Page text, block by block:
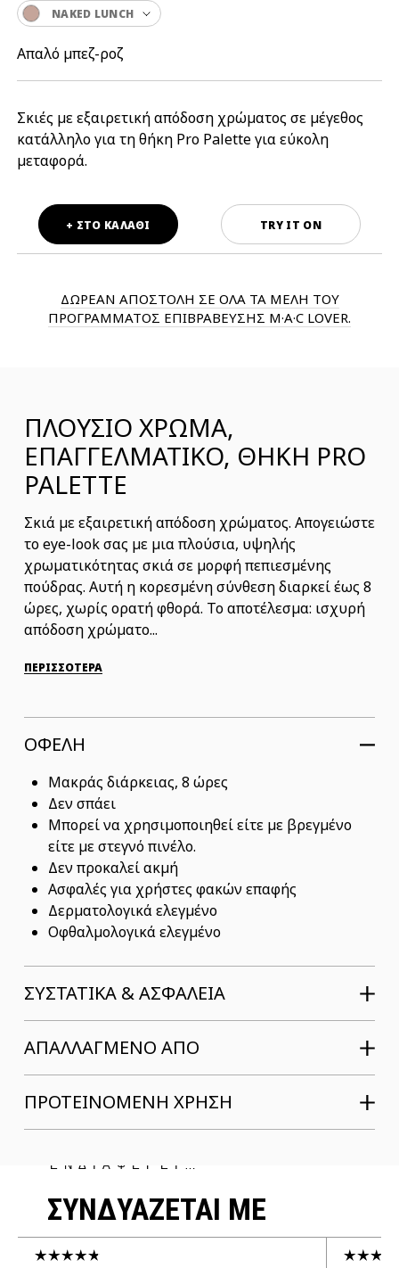
Σκιές με εξαιρετική απόδοση χρώματος σε μέγεθος
κατάλληλο για τη θήκη Pro Palette για εύκολη
μεταφορά.
NAKED LUNCH
Απαλό μπεζ-ροζ
TRY IT ON
+ ΣΤΟ ΚΑΛΑΘΙ
ΔΩΡΕΑΝ ΑΠΟΣΤΟΛΗ ΣΕ ΟΛΑ ΤΑ ΜΕΛΗ ΤΟΥ
ΠΡΟΓΡΑΜΜΑΤΟΣ ΕΠΙΒΡΑΒΕΥΣΗΣ M·A·C LOVER.
ΠΛΟΥΣΙΟ ΧΡΩΜΑ,
ΕΠΑΓΓΕΛΜΑΤΙΚΟ, ΘΗΚΗ PRO
PALETTE
Σκιά με εξαιρετική απόδοση χρώματος. Απογειώστε
το eye-look σας με μια πλούσια, υψηλής
χρωματικότητας σκιά σε μορφή πεπιεσμένης
πούδρας. Αυτή η κορεσμένη σύνθεση διαρκεί έως 8
ώρες, χωρίς ορατή φθορά. Το αποτέλεσμα: ισχυρή
απόδοση χρώματο...
ΠΕΡΙΣΣΟΤΕΡΑ
ΟΦΕΛΗ
Μακράς διάρκειας, 8 ώρες
Δεν σπάει
Μπορεί να χρησιμοποιηθεί είτε με βρεγμένο
είτε με στεγνό πινέλο.
Δεν προκαλεί ακμή
Ασφαλές για χρήστες φακών επαφής
Δερματολογικά ελεγμένο
Οφθαλμολογικά ελεγμένο
ΣΥΣΤΑΤΙΚΆ & ΑΣΦΆΛΕΙΑ
ΑΠΑΛΛΑΓΜΕΝΟ ΑΠΟ
ΠΡΟΤΕΙΝΟΜΕΝΗ ΧΡΗΣΗ
ΕΝΔΙΑΦΕΡΕΙ…
ΣΥΝΔΥΑΖΕΤΑΙ ΜΕ